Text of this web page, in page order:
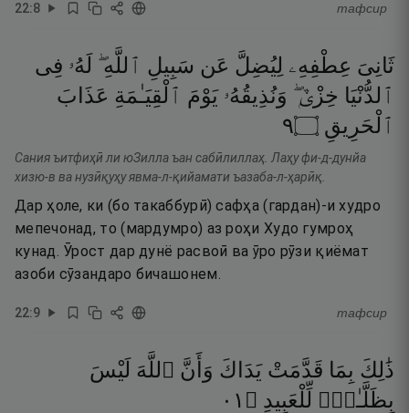
22:8 тафсир
ثَانِىَ عِطْفِهِۦ لِيُضِلَّ عَن سَبِيلِ ٱللَّهِ ۖ لَهُۥ فِى
ٱلدُّنْيَا خِزْىٌۭ ۖ وَنُذِيقُهُۥ يَوْمَ ٱلْقِيَـٰمَةِ عَذَابَ
ٱلْحَرِيقِ ۝٩
Сания ъитфиҳӣ ли юЗилла ъан сабӣлиллаҳ. Лаҳу фи-д-дунйа
хизю-в ва нузӣқуҳу явма-л-қийамати ъазаба-л-ҳарӣқ.
Дар ҳоле, ки (бо такаббурӣ) сафҳа (гардан)-и худро
мепечонад, то (мардумро) аз роҳи Худо гумроҳ
кунад. Ӯрост дар дунё расвоӣ ва ӯро рӯзи қиёмат
азоби сӯзандаро бичашонем.
22:9 тафсир
ذَٰلِكَ بِمَا قَدَّمَتْ يَدَاكَ وَأَنَّ ٱللَّهَ لَيْسَ
بِظَلَّـٰمٍۢ لِّلْعَبِيدِ ۝ ١٠